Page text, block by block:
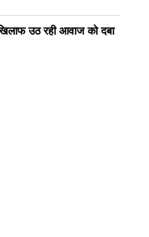
उठ रही आवाज को दबा